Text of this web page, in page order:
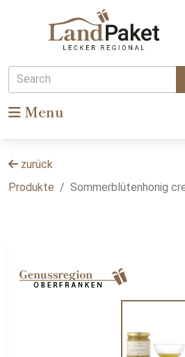
Search
Menu
zurück
Produkte
Sommerblütenhonig